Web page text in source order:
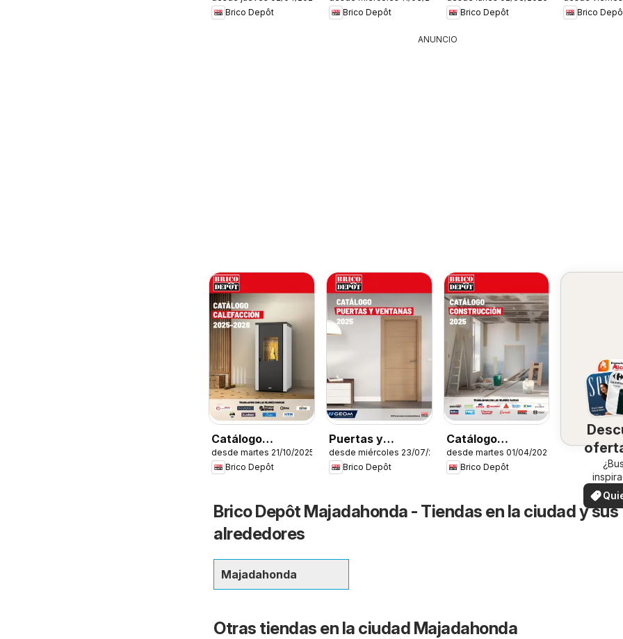
2026Brico Depôt
Brico Depôt
Brico Depôt
Brico
ANUNCIO
Catálogo
Calefacción
desde martes 21/10/2025
Brico Depôt
Puertas y
ventanas
desde miércoles 23/07/2025
Brico Depôt
Catálogo
Construcción
desde martes 01/04/2025
Brico Depôt
su
¡Vea
en su
ver
Brico Depôt Majadahonda - Tiendas en la ciudad y sus
alrededores
Majadahonda
Otras tiendas en la ciudad Majadahonda